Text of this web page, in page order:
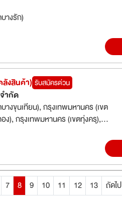
างรัก)
งสินค้า) รับสมัครด่วน
ำกัด
างขุนเทียน), กรุงเทพมหานคร (เขต
), กรุงเทพมหานคร (เขตทุ่งครุ),
7 8 9 10 11 12 13 ถัดไป